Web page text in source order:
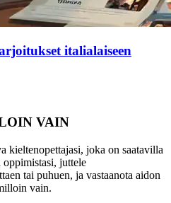
italialaiseen
VAIN
kieltenopettajasi, joka on saatavilla
oppimistasi, juttele
tai puhuen, ja vastaanota aidon
vain.